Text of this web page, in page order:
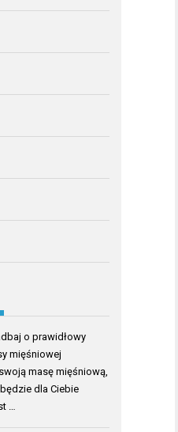
o prawidłowy
mięśniowej
masę mięśniową,
dla Ciebie
…